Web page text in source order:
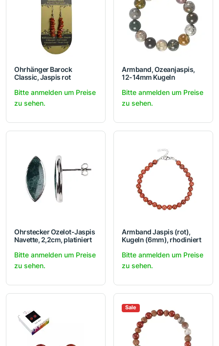
Ohrhänger Barock
Classic, Jaspis rot
Bitte anmelden um Preise
zu sehen.
Armband, Ozeanjaspis,
12-14mm Kugeln
Bitte anmelden um Preise
zu sehen.
Ohrstecker Ozelot-Jaspis
Navette, 2,2cm, platiniert
Bitte anmelden um Preise
zu sehen.
Armband Jaspis (rot),
Kugeln (6mm), rhodiniert
Bitte anmelden um Preise
zu sehen.
Sale